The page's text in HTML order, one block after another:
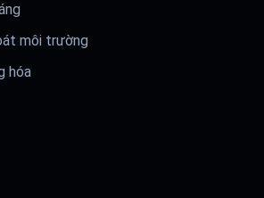
môi trường
hóa